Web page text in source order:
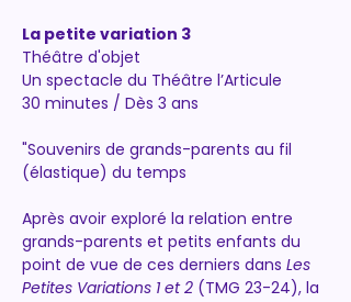
La petite variation 3
Théâtre d'objet
Un spectacle du Théâtre l’Articule
30 minutes / Dès 3 ans
"Souvenirs de grands-parents au fil
(élastique) du temps
Après avoir exploré la relation entre
grands-parents et petits enfants du
point de vue de ces derniers dans Les
Petites Variations 1 et 2 (TMG 23-24), la